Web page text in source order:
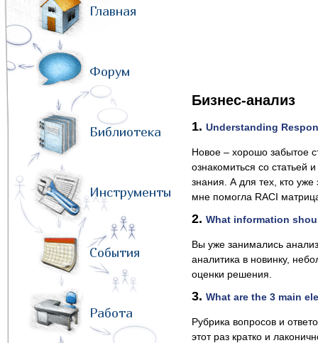
Главная
Форум
Библиотека
Инструменты
События
Работа
Бизнес-анализ
1. Understanding
Новое – хорошо забытое
ознакомиться со статьей
знания. А для тех, кто
мне помогла RACI
2. What information
Вы уже занимались
аналитика в новинку,
оценки решения.
3. What are the 3 main
Рубрика вопросов и
этот раз кратко и